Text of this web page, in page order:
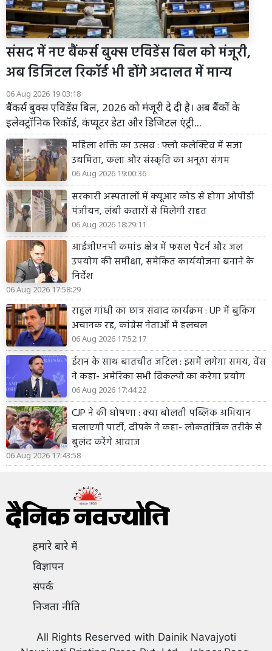
संसद में नए बैंकर्स बुक्स एविडेंस बिल को मंजूरी,
अब डिजिटल रिकॉर्ड भी होंगे अदालत में मान्य
06 Aug 2026 19:03:18
बैंकर्स बुक्स एविडेंस बिल, 2026 को मंजूरी दे दी है। अब बैंकों के
इलेक्ट्रॉनिक रिकॉर्ड, कंप्यूटर डेटा और डिजिटल एंट्री...
महिला शक्ति का उत्सव : फ्लो कलेक्टिव में सजा
उद्यमिता, कला और संस्कृति का अनूठा संगम
06 Aug 2026 19:00:36
सरकारी अस्पतालों में क्यूआर कोड से होगा ओपीडी
पंजीयन, लंबी कतारों से मिलेगी राहत
06 Aug 2026 18:29:11
आईजीएनपी कमांड क्षेत्र में फसल पैटर्न और जल
उपयोग की समीक्षा, समेकित कार्ययोजना बनाने के
निर्देश
06 Aug 2026 17:58:29
राहुल गांधी का छात्र संवाद कार्यक्रम : UP में बुकिंग
अचानक रद्द, कांग्रेस नेताओं में हलचल
06 Aug 2026 17:52:17
ईरान के साथ बातचीत जटिल : इसमें लगेगा समय, वेंस
ने कहा- अमेरिका सभी विकल्पों का करेगा प्रयोग
06 Aug 2026 17:44:22
CJP ने की घोषणा : क्या बोलती पब्लिक अभियान
चलाएगी पार्टी, दीपके ने कहा- लोकतांत्रिक तरीके से
बुलंद करेंगे आवाज
06 Aug 2026 17:43:58
हमारे बारे में
विज्ञापन
संपर्क
निजता नीति
All Rights Reserved with Dainik Navajyoti